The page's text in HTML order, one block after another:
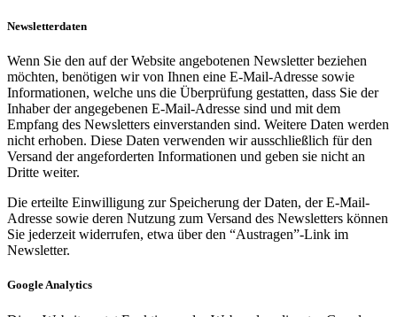
Newsletterdaten
Wenn Sie den auf der Website angebotenen Newsletter beziehen
möchten, benötigen wir von Ihnen eine E-Mail-Adresse sowie
Informationen, welche uns die Überprüfung gestatten, dass Sie der
Inhaber der angegebenen E-Mail-Adresse sind und mit dem
Empfang des Newsletters einverstanden sind. Weitere Daten werden
nicht erhoben. Diese Daten verwenden wir ausschließlich für den
Versand der angeforderten Informationen und geben sie nicht an
Dritte weiter.
Die erteilte Einwilligung zur Speicherung der Daten, der E-Mail-
Adresse sowie deren Nutzung zum Versand des Newsletters können
Sie jederzeit widerrufen, etwa über den “Austragen”-Link im
Newsletter.
Google Analytics